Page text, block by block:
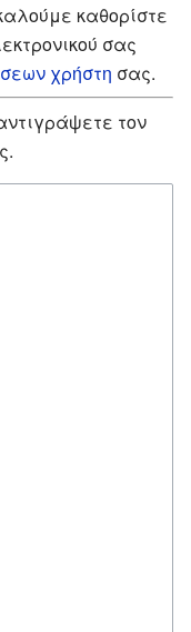
καθορίστε
σας
χρήστη σας.
τον